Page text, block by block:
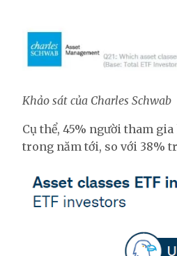
Khảo sát của Charles Schwab
Cụ thể, 45% người tham
trong năm tới, so với 38%